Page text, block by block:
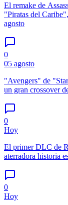
El remake de
"Piratas del
agosto
0
05 agosto
"Avengers" de
un gran crossover
0
Hoy
El primer DLC de
aterradora historia
0
Hoy